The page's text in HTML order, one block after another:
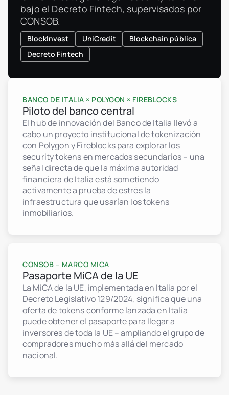
bajo el Decreto Fintech, supervisados por
CONSOB.
BlockInvest UniCredit
Blockchain pública
Decreto Fintech
BANCO DE ITALIA × POLYGON × FIREBLOCKS
Piloto del banco central
El hub de innovación del Banco de Italia llevó a
cabo un proyecto institucional de tokenización
con Polygon y Fireblocks para explorar los
security tokens en mercados secundarios – una
señal directa de que la máxima autoridad
financiera de Italia está sometiendo
activamente a prueba de estrés la
infraestructura que usarían los tokens
inmobiliarios.
CONSOB – MARCO MICA
Pasaporte MiCA de la UE
La MiCA de la UE, implementada en Italia por el
Decreto Legislativo 129/2024, significa que una
oferta de tokens conforme lanzada en Italia
puede obtener el pasaporte para llegar a
inversores de toda la UE – ampliando el grupo de
compradores mucho más allá del mercado
nacional.